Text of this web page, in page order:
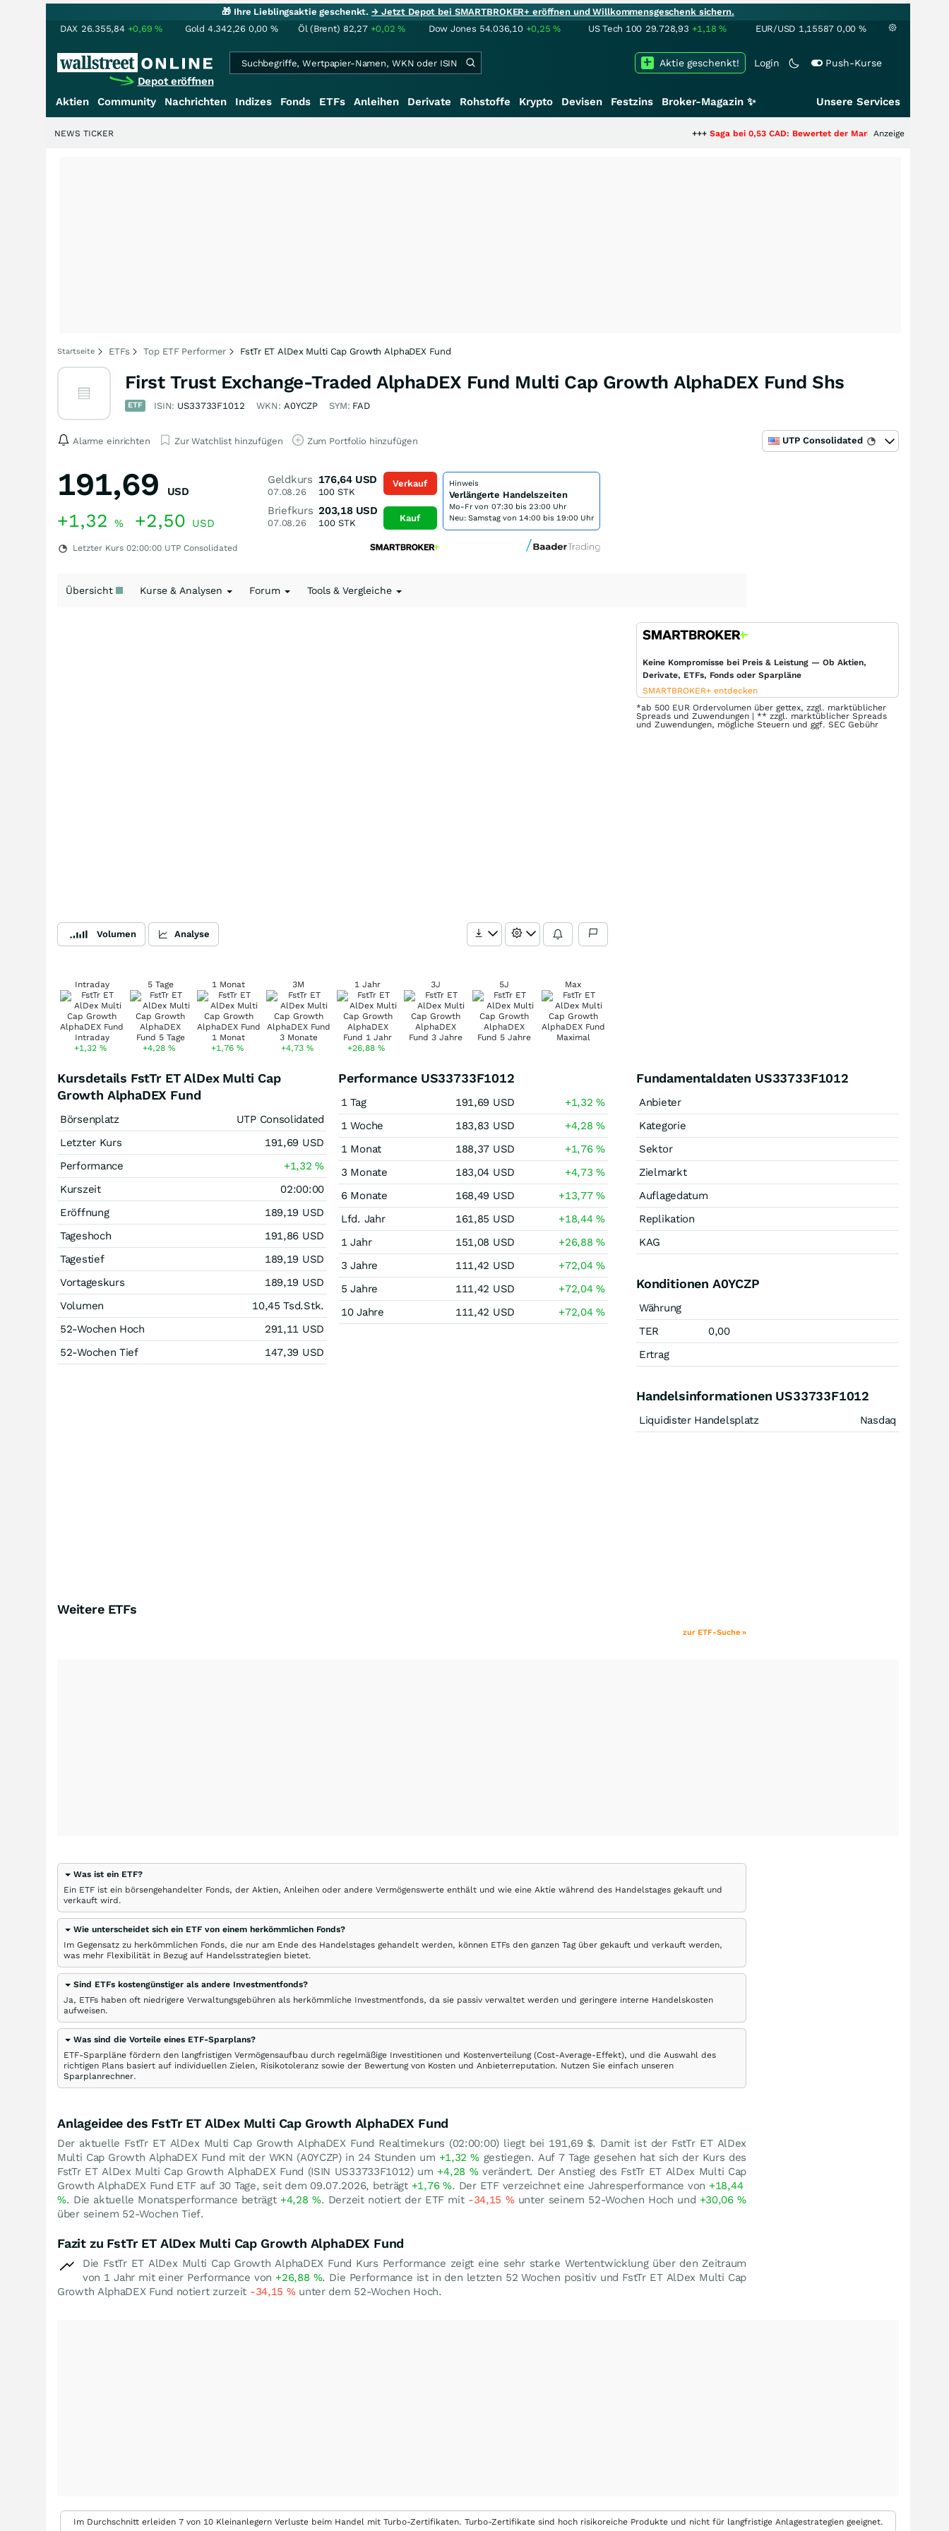
🎁 Ihre Lieblingsaktie geschenkt.→ Jetzt Depot bei SMARTBROKER+ eröffnen und Willkommensgeschenk sichern.
DAX 26.355,84 +0,69% Gold 4.342,26 0,00 % Öl (Brent) 82,27 +0,02% Dow Jones 54.036,10 +0,25% US Tech 100 29.728,93 +1,18% EUR/USD 1,15587 0,00 %
Depot eröffnen
Login Push-Kurse
Aktie geschenkt!
Aktien Community Nachrichten Indizes Fonds ETFs Anleihen Derivate Rohstoffe Krypto Devisen Festzins Broker-Magazin ✨ Unsere Services
Saga bei 0,53 CAD: Bewertet der Markt noch immer nur die Hälfte
Anzeige
NEWS TICKER
Startseite ETFs Top ETF Performer FstTr ET AlDex Multi Cap Growth AlphaDEX Fund
First Trust Exchange-Traded AlphaDEX Fund Multi Cap Growth AlphaDEX Fund Shs
ETF ISIN: US33733F1012 WKN: A0YCZP SYM: FAD
Alarme einrichten Zur Watchlist hinzufügen Zum Portfolio hinzufügen UTP Consolidated
191,69 USD
+1,32 % +2,50 USD
Letzter Kurs 02:00:00 UTP Consolidated
Geldkurs
07.08.26
176,64 USD
100 STK
Briefkurs
07.08.26
203,18 USD
100STK
Verkauf
Kauf
Hinweis
Verlängerte Handelszeiten
Mo-Fr von 07:30 bis 23:00 Uhr
Neu: Samstag von 14:00 bis 19:00 Uhr
Übersicht Kurse & Analysen Forum Tools & Vergleiche
Volumen Analyse
Intraday
+1,32%
5 Tage
+4,28%
1 Monat
+1,76 %
3M
+4,73 %
1 Jahr
+26,88 %
3J 5J Max
Keine Kompromisse bei Preis & Leistung — Ob Aktien,
Derivate, ETFs, Fonds oder Sparpläne
SMARTBROKER+ entdecken
*ab 500 EUR Ordervolumen über gettex, zzgl. marktüblicher
Spreads und Zuwendungen | ** zzgl. marktüblicher Spreads
und Zuwendungen, mögliche Steuern und ggf. SEC Gebühr
Kursdetails FstTr ET AlDex Multi Cap
Growth AlphaDEX Fund
Börsenplatz
UTP Consolidated
Letzter Kurs
191,69 USD
Performance
+1,32%
Kurszeit
02:00:00
Eröffnung
189,19 USD
Tageshoch
191,86 USD
Tagestief
189,19 USD
Vortageskurs
189,19 USD
Volumen
10,45 Tsd.Stk.
52-Wochen Hoch
291,11 USD
52-Wochen Tief
147,39 USD
Performance US33733F1012
1 Tag 191,69 USD +1,32%
1 Woche
183,83 USD +4,28%
1 Monat
188,37 USD +1,76%
3 Monate
183,04 USD +4,73%
6 Monate
168,49 USD +13,77%
Lfd. Jahr
161,85 USD +18,44%
1 Jahr
151,08 USD +26,88%
3 Jahre
111,42 USD +72,04%
5 Jahre
111,42 USD +72,04%
10 Jahre
111,42 USD +72,04%
Fundamentaldaten US33733F1012
Anbieter
Kategorie
Sektor
Zielmarkt
Auflagedatum
Replikation
KAG
Konditionen A0YCZP
Währung
TER
0,00
Ertrag
Handelsinformationen US33733F1012
Liquidister Handelsplatz Nasdaq
Weitere ETFs
zur ETF-Suche »
Was ist ein ETF?
Ein ETF ist ein börsengehandelter Fonds, der Aktien, Anleihen oder andere Vermögenswerte enthält und wie eine Aktie während des Handelstages gekauft und
verkauft wird.
Wie unterscheidet sich ein ETF von einem herkömmlichen Fonds?
Im Gegensatz zu herkömmlichen Fonds, die nur am Ende des Handelstages gehandelt werden, können ETFs den ganzen Tag über gekauft und verkauft werden,
was mehr Flexibilität in Bezug auf Handelsstrategien bietet.
Sind ETFs kostengünstiger als andere Investmentfonds?
Ja, ETFs haben oft niedrigere Verwaltungsgebühren als herkömmliche Investmentfonds, da sie passiv verwaltet werden und geringere interne Handelskosten
aufweisen.
Was sind die Vorteile eines ETF-Sparplans?
ETF-Sparpläne fördern den langfristigen Vermögensaufbau durch regelmäßige Investitionen und Kostenverteilung (Cost-Average-Effekt), und die Auswahl des
richtigen Plans basiert auf individuellen Zielen, Risikotoleranz sowie der Bewertung von Kosten und Anbieterreputation. Nutzen Sie einfach unseren
Sparplanrechner.
Anlageidee des FstTr ET AlDex Multi Cap Growth AlphaDEX Fund
Der aktuelle FstTr ET AlDex Multi Cap Growth AlphaDEX Fund Realtimekurs (02:00:00) liegt bei 191,69 $. Damit ist der FstTr ET AlDex
Multi Cap Growth AlphaDEX Fund mit der WKN (A0YCZP) in 24 Stunden um +1,32% gestiegen. Auf 7 Tage gesehen hat sich der Kurs des
FstTr ET AlDex Multi Cap Growth AlphaDEX Fund (ISIN US33733F1012) um +4,28 %verändert. Der Anstieg des FstTr ET AlDex Multi Cap
Growth AlphaDEX Fund ETF auf 30 Tage, seit dem 09.07.2026, beträgt +1,76%. Der ETF verzeichnet eine Jahresperformance von +18,44
%. Die aktuelle Monatsperformance beträgt +4,28 %. Derzeit notiert der ETF mit -34,15 %unter seinem 52-Wochen Hoch und +30,06%
über seinem 52-Wochen Tief.
Fazit zu FstTr ET AlDex Multi Cap Growth AlphaDEX Fund
Die FstTr ET AlDex Multi Cap Growth AlphaDEX Fund Kurs Performance zeigt eine sehr starke Wertentwicklung über den Zeitraum
von 1 Jahr mit einer Performance von +26,88 %. Die Performance ist in den letzten 52 Wochen positiv und FstTr ET AlDex Multi Cap
Growth AlphaDEX Fund notiert zurzeit -34,15 %unter dem 52-Wochen Hoch.
Im Durchschnitt erleiden 7 von 10 Kleinanlegern Verluste beim Handel mit Turbo-Zertifikaten. Turbo-Zertifikate sind hoch risikoreiche Produkte und nicht für langfristige Anlagestrategien geeignet.